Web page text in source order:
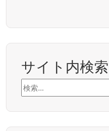
サイト内検索
検
索: